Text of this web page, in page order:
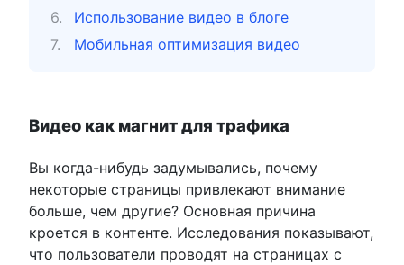
Использование видео в блоге
Мобильная оптимизация видео
Видео как магнит для трафика
Вы когда-нибудь задумывались, почему
некоторые страницы привлекают внимание
больше, чем другие? Основная причина
кроется в контенте. Исследования показывают,
что пользователи проводят на страницах с